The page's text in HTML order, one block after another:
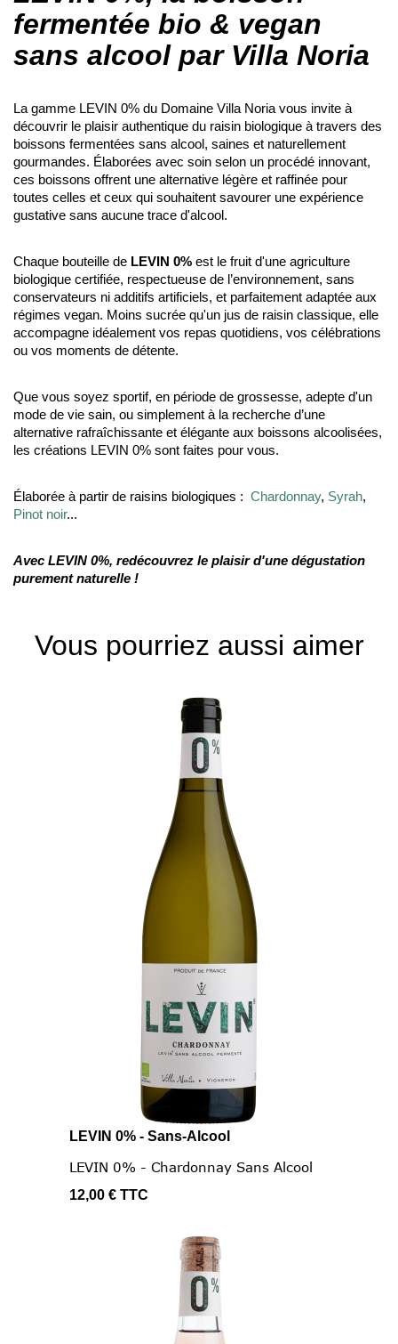
fermentée bio & vegan
sans alcool par Villa Noria
La gamme LEVIN 0% du Domaine Villa Noria vous invite à
découvrir le plaisir authentique du raisin biologique à travers des
boissons fermentées sans alcool, saines et naturellement
gourmandes. Élaborées avec soin selon un procédé innovant,
ces boissons offrent une alternative légère et raffinée pour
toutes celles et ceux qui souhaitent savourer une expérience
gustative sans aucune trace d'alcool.
Chaque bouteille de LEVIN 0% est le fruit d'une agriculture
biologique certifiée, respectueuse de l’environnement, sans
conservateurs ni additifs artificiels, et parfaitement adaptée aux
régimes vegan. Moins sucrée qu'un jus de raisin classique, elle
accompagne idéalement vos repas quotidiens, vos célébrations
ou vos moments de détente.
Que vous soyez sportif, en période de grossesse, adepte d'un
mode de vie sain, ou simplement à la recherche d’une
alternative rafraîchissante et élégante aux boissons alcoolisées,
les créations LEVIN 0% sont faites pour vous.
Élaborée à partir de raisins biologiques : Chardonnay, Syrah,
Pinot noir...
Avec LEVIN 0%, redécouvrez le plaisir d'une dégustation
purement naturelle !
Vous pourriez aussi aimer
LEVIN 0% - Sans-Alcool
LEVIN 0% - Chardonnay Sans Alcool
12,00 € TTC